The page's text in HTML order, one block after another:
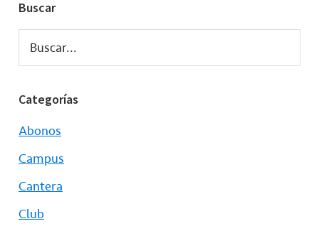
Buscar
Buscar...
Categorías
Abonos
Campus
Cantera
Club